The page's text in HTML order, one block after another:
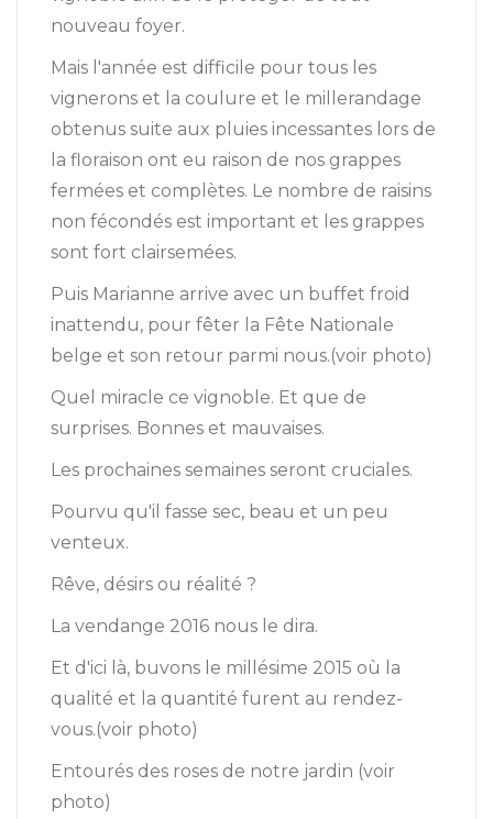
nouveau foyer.
Mais l'année est difficile pour tous les
vignerons et la coulure et le millerandage
obtenus suite aux pluies incessantes lors de
la floraison ont eu raison de nos grappes
fermées et complètes. Le nombre de raisins
non fécondés est important et les grappes
sont fort clairsemées.
Puis Marianne arrive avec un buffet froid
inattendu, pour fêter la Fête Nationale
belge et son retour parmi nous.(voir photo)
Quel miracle ce vignoble. Et que de
surprises. Bonnes et mauvaises.
Les prochaines semaines seront cruciales.
Pourvu qu'il fasse sec, beau et un peu
venteux.
Rêve, désirs ou réalité ?
La vendange 2016 nous le dira.
Et d'ici là, buvons le millésime 2015 où la
qualité et la quantité furent au rendez-
vous.(voir photo)
Entourés des roses de notre jardin (voir
photo)